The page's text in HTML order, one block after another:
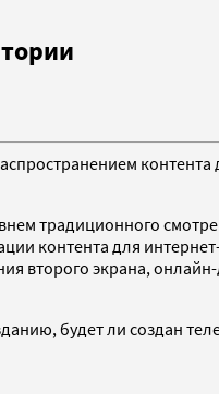
традиционного
контента для
второго экрана,
будет ли создан